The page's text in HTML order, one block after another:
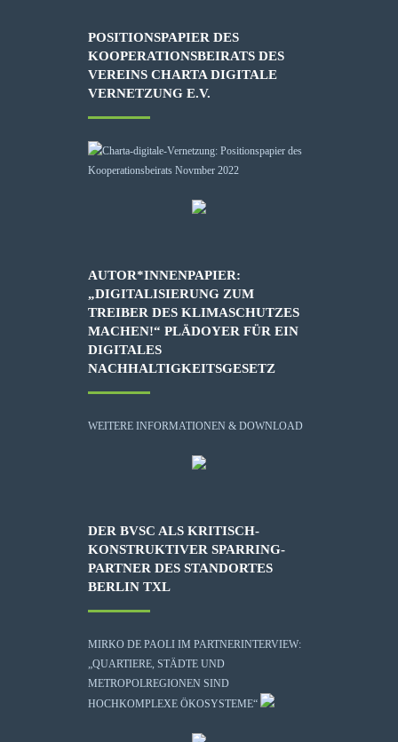
POSITIONSPAPIER DES
KOOPERATIONSBEIRATS DES
VEREINS CHARTA DIGITALE
VERNETZUNG E.V.
AUTOR*INNENPAPIER:
„DIGITALISIERUNG ZUM
TREIBER DES KLIMASCHUTZES
MACHEN!“ PLÄDOYER FÜR EIN
DIGITALES
NACHHALTIGKEITSGESETZ
WEITERE INFORMATIONEN & DOWNLOAD
DER BVSC ALS KRITISCH-
KONSTRUKTIVER SPARRING-
PARTNER DES STANDORTES
BERLIN TXL
MIRKO DE PAOLI IM PARTNERINTERVIEW:
„QUARTIERE, STÄDTE UND
METROPOLREGIONEN SIND
HOCHKOMPLEXE ÖKOSYSTEME“